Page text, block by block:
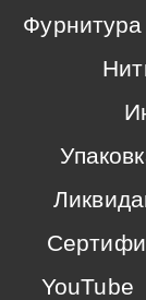
Фурнитура
YouTube